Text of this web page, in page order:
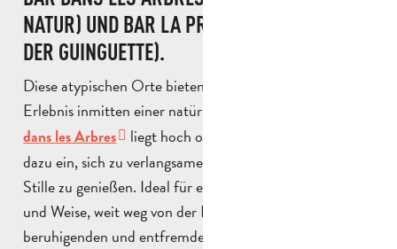
NATUR) UND BAR LA PRAIRIE (DER GEIST
DER GUINGUETTE).
Diese atypischen Orte bieten ein außergewöhnliches
Erlebnis inmitten einer natürlichen Umgebung. Die
dans les Arbres
liegt hoch oben im Grünen und lädt
dazu ein, sich zu verlangsamen und einen Moment der
Stille zu genießen. Ideal für einen Drink auf andere Art
und Weise, weit weg von der Hektik, in einer
beruhigenden und entfremdenden Atmosphäre.